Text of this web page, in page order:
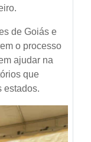
de Goiás e
o processo
ajudar na
que
estados.